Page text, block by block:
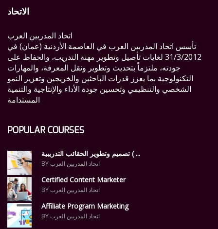
الاتحاد
اتحاد المدربين العرب
تأسس اتحاد المدربين العرب في العاصمة الأردنية (عمان) في
31/3/2012 لغايات تأصيل وتطوير مهنة التدريب، والحفاظ على
جودته، ملتزماً بتحديث وتطوير ونقل المعرفة، والمهارات
التكنولوجية بما يعزز قدرات الباحثين والخريجين وتعزيز النمو
الشخصي والتنظيمي وتحسين جودة الأداء والإنتاجية والتنمية
المستدامة
POPULAR COURSES
تصميم وتطوير الحقائب التدريبية ( ...
BY اتحاد المدربين العرب
Certified Content Marketer
BY اتحاد المدربين العرب
Affiliate Program Marketing
BY اتحاد المدربين العرب